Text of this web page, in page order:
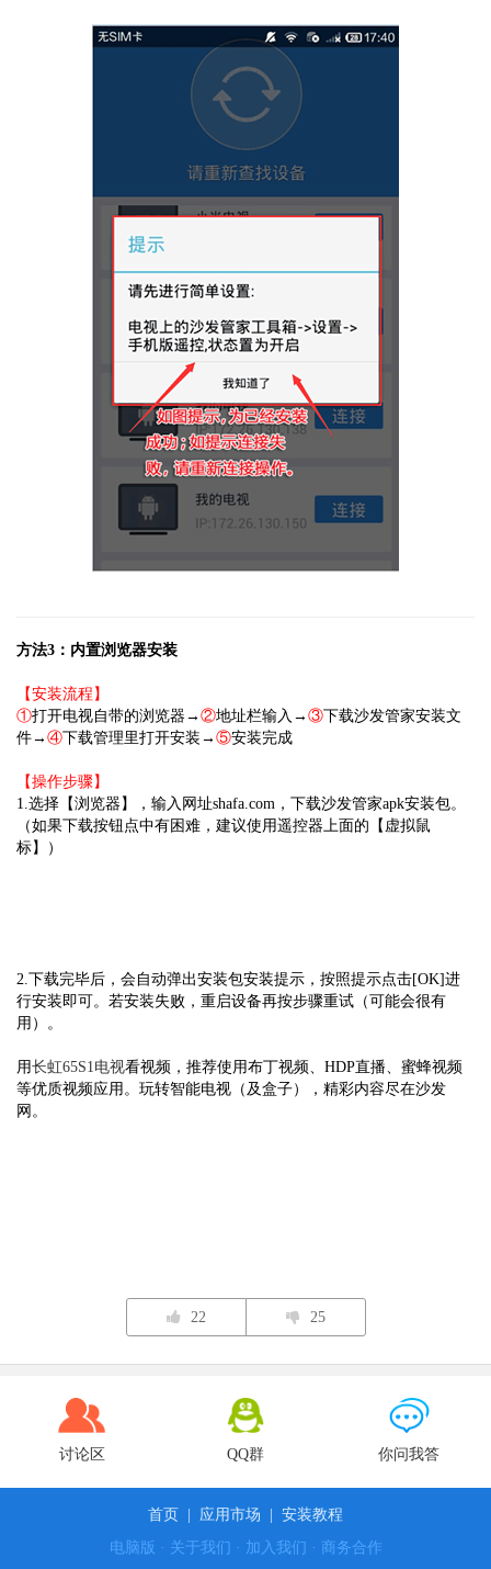
方法3：内置浏览器安装
【安装流程】
①打开电视自带的浏览器→ ②地址栏输入→ ③下载沙发管家安装文
件→ ④下载管理里打开安装→ ⑤安装完成
【操作步骤】
1.选择【浏览器】，输入网址shafa.com，下载沙发管家apk安装包。
（如果下载按钮点中有困难，建议使用遥控器上面的【虚拟鼠
标】）
2.下载完毕后，会自动弹出安装包安装提示，按照提示点击[OK]进
行安装即可。若安装失败，重启设备再按步骤重试（可能会很有
用）。
用长虹65S1电视看视频，推荐使用布丁视频、HDP直播、蜜蜂视频
等优质视频应用。玩转智能电视（及盒子），精彩内容尽在沙发
网。
22 25
讨论区 QQ群 你问我答
首页 应用市场
安装教程
电脑版 · 关于我们 · 加入我们 · 商务合作